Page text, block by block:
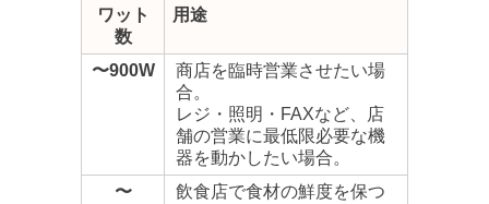
ワット
数
用途
〜900W
商店を臨時営業させたい場
合。
レジ・照明・FAXなど、店
舗の営業に最低限必要な機
器を動かしたい場合。
〜
飲食店で食材の鮮度を保つ